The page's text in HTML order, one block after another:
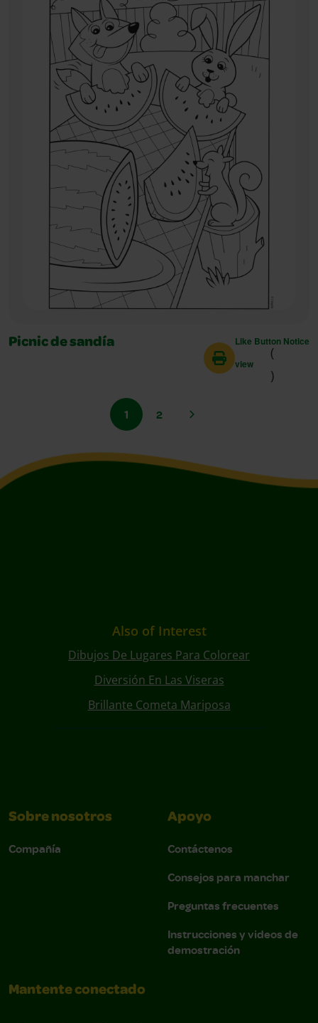
Picnic de sandía Like Button Notice
(
view
)
1 2
Also of Interest
Dibujos De Lugares Para Colorear
Diversión En Las Viseras
Brillante Cometa Mariposa
Sobre nosotros
Compañía
Apoyo
Contáctenos
Consejos para manchar
Preguntas frecuentes
Instrucciones y videos de
demostración
Mantente conectado